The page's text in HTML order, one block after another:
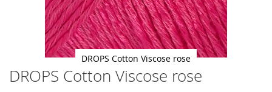
DROPS Cotton Viscose rose
DROPS Cotton Viscose rose
Skip
to